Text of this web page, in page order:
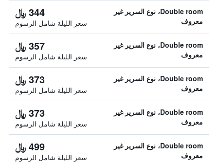
Double room، نوع السرير غير
معروف
344 ﷼
سعر الليلة شامل الرسوم
Double room، نوع السرير غير
معروف
357 ﷼
سعر الليلة شامل الرسوم
Double room، نوع السرير غير
معروف
373 ﷼
سعر الليلة شامل الرسوم
Double room، نوع السرير غير
معروف
373 ﷼
سعر الليلة شامل الرسوم
Double room، نوع السرير غير
معروف
499 ﷼
سعر الليلة شامل الرسوم